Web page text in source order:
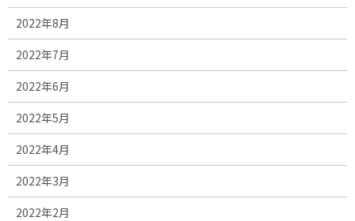
2022年8月
2022年7月
2022年6月
2022年5月
2022年4月
2022年3月
2022年2月